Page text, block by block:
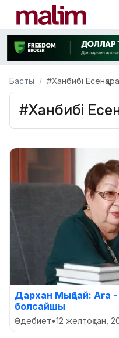
Басты #Ханбибі
#Ханбибі
Дархан Мыңбай: Аға -
болсайшы
Әдебиет•12 желтоқсан,